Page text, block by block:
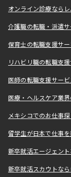
オンライン診療ならレ
介護職の転職・派遣
保育士の転職支援サ
リハビリ職の転職支
医師の転職支援サー
医療・ヘルスケア業
メキシコでのお仕事
留学生が日本で仕事
新卒就活エージェン
新卒就活スカウトな